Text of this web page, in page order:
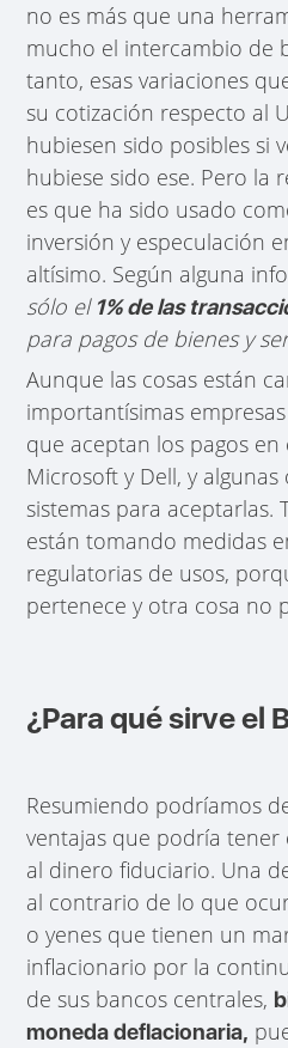
no es más que una
mucho el intercambio de
tanto, esas variaciones
su cotización respecto al
hubiesen sido posibles si
hubiese sido ese. Pero la
es que ha sido usado
inversión y especulación
altísimo. Según alguna
sólo el1% de las
para pagos de bienes y
Aunque las cosas están
importantísimas
que aceptan los pagos
Microsoft y Dell, y
sistemas para aceptarlas.
están tomando medidas
regulatorias de usos,
pertenece y otra cosa no
¿Para qué sirve el
Resumiendo podríamos
ventajas que podría
al dinero fiduciario. Una
al contrario de lo que
o yenes que tienen un
inflacionario por la
de sus bancos centrales,
moneda deflacionaria,